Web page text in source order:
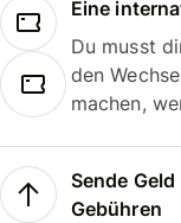
Eine
Du musst
den
machen,
Sende
Gebühren